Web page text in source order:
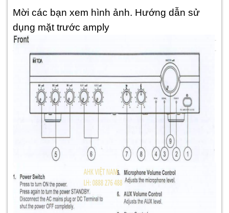
Mời các bạn xem hình ảnh. Hướng dẫn sử
dụng mặt trước amply